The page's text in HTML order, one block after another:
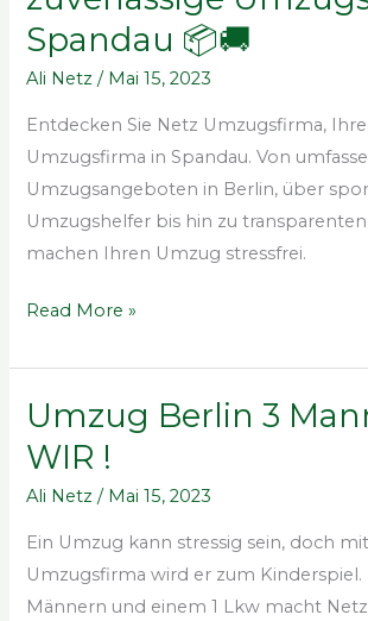
Spandau 📦️🚚
Ali Netz/ Mai 15, 2023
Entdecken Sie Netz Umzugsfirma,
Umzugsfirma in Spandau. Von
Umzugsangeboten in Berlin, über
Umzugshelfer bis hin zu
machen Ihren Umzug stressfrei.
Service
Ihre
zuverlässige
Read More »
Umzug Berlin 3
WIR !
Ali Netz/ Mai 15, 2023
Ein Umzug kann stressig sein, doch
Umzugsfirma wird er zum Kinderspiel.
Männern und einem 1 Lkw macht
Umzug
Berlin
3
Mann
Lkw
–
WIR